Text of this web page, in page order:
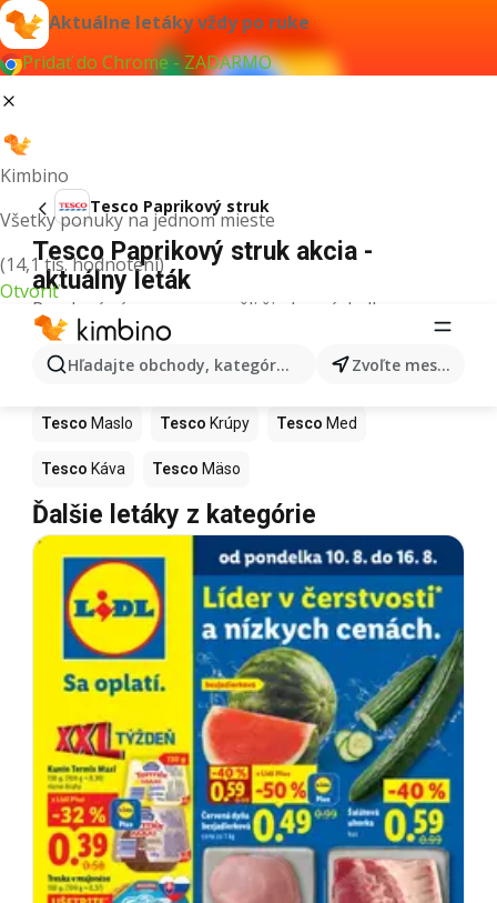
Aktuálne letáky vždy po ruke
Pridať do Chrome - ZADARMO
Kimbino
Všetky ponuky na jednom mieste
(14,1 tis. hodnotení)
Otvoriť
Hľadajte obchody, kategórie, produkty... Zvoľte mesto
Tesco Paprikový struk
Tesco Paprikový struk akcia -
aktuálny leták
Pre daný výraz sme nenašli žiadne výsledky.
Ďalšie produkty v obchodoch Tesco
Tesco Pizza Tesco Kiwi Mango
Tesco Maslo Tesco Krúpy Tesco Med
Tesco Káva Tesco Mäso
Ďalšie letáky z kategórie